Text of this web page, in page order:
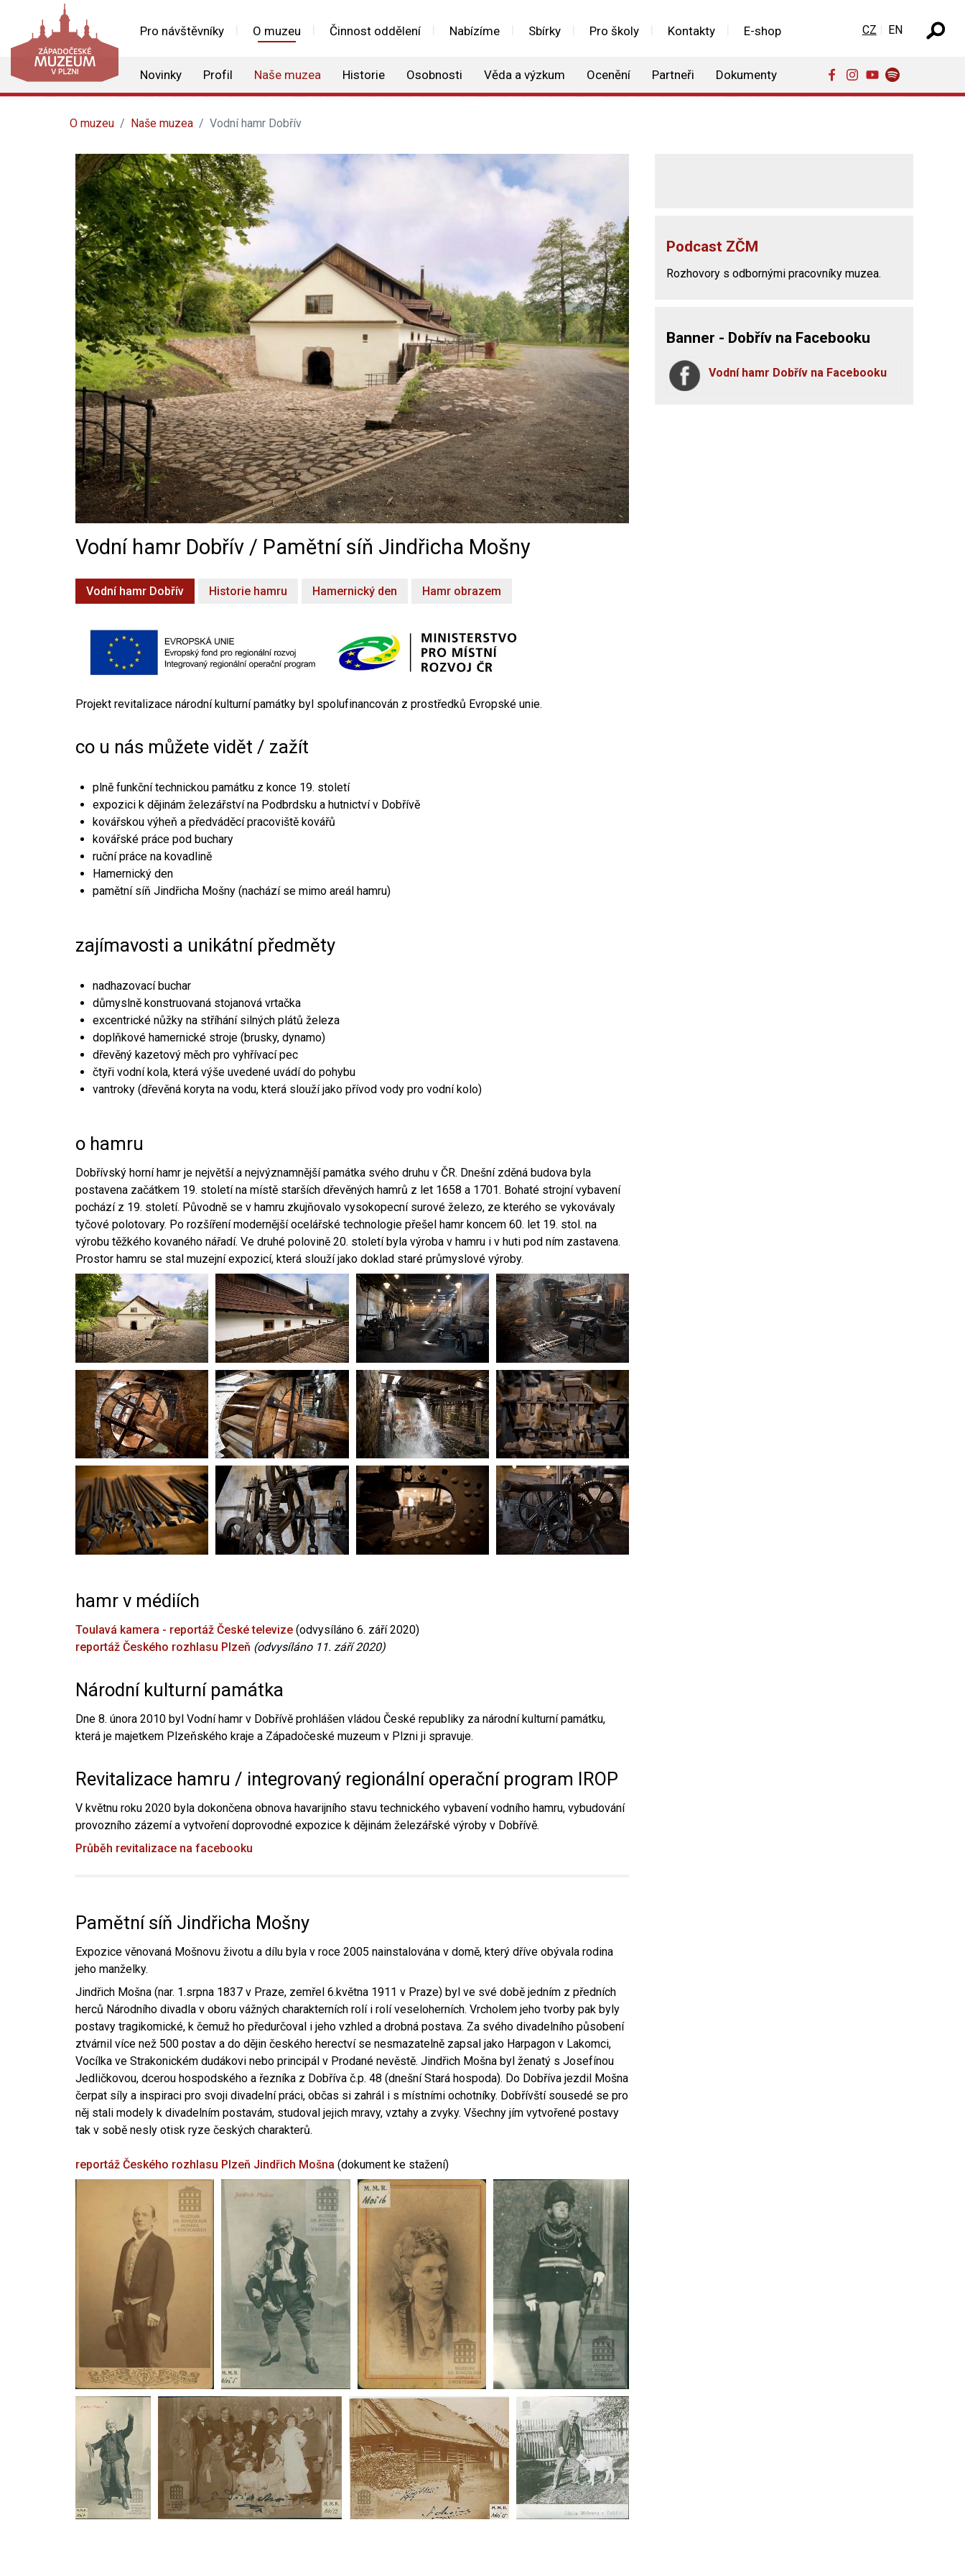
Pro návštěvníky O muzeu Činnost oddělení Nabízíme Sbírky Pro školy Kontakty E-shop
Novinky Profil Naše muzea Historie Osobnosti Věda a výzkum Ocenění Partneři Dokumenty
Zvolte jazyk
CZ EN
O muzeu Naše muzea Vodní hamr Dobřív
Vodní hamr Dobřív / Pamětní síň Jindřicha Mošny
Vodní hamr Dobřív Historie hamru Hamernický den Hamr obrazem
Projekt revitalizace národní kulturní památky byl spolufinancován z prostředků Evropské unie.
co u nás můžete vidět / zažít
plně funkční technickou památku z konce 19. století
expozici k dějinám železářství na Podbrdsku a hutnictví v Dobřívě
kovářskou výheň a předváděcí pracoviště kovářů
kovářské práce pod buchary
ruční práce na kovadlině
Hamernický den
pamětní síň Jindřicha Mošny (nachází se mimo areál hamru)
zajímavosti a unikátní předměty
nadhazovací buchar
důmyslně konstruovaná stojanová vrtačka
excentrické nůžky na stříhání silných plátů železa
doplňkové hamernické stroje (brusky, dynamo)
dřevěný kazetový měch pro vyhřívací pec
čtyři vodní kola, která výše uvedené uvádí do pohybu
vantroky (dřevěná koryta na vodu, která slouží jako přívod vody pro vodní kolo)
o hamru
Dobřívský horní hamr je největší a nejvýznamnější památka svého druhu v ČR. Dnešní zděná budova byla
postavena začátkem 19. století na místě starších dřevěných hamrů z let 1658 a 1701. Bohaté strojní vybavení
pochází z 19. století. Původně se v hamru zkujňovalo vysokopecní surové železo, ze kterého se vykovávaly
tyčové polotovary. Po rozšíření modernější ocelářské technologie přešel hamr koncem 60. let 19. stol. na
výrobu těžkého kovaného nářadí. Ve druhé polovině 20. století byla výroba v hamru i v huti pod ním zastavena.
Prostor hamru se stal muzejní expozicí, která slouží jako doklad staré průmyslové výroby.
hamr v médiích
Toulavá kamera - reportáž České televize (odvysíláno 6. září 2020)
reportáž Českého rozhlasu Plzeň (odvysíláno 11. září 2020)
Národní kulturní památka
Dne 8. února 2010 byl Vodní hamr v Dobřívě prohlášen vládou České republiky za národní kulturní památku,
která je majetkem Plzeňského kraje a Západočeské muzeum v Plzni ji spravuje.
Revitalizace hamru / integrovaný regionální operační program IROP
V květnu roku 2020 byla dokončena obnova havarijního stavu technického vybavení vodního hamru, vybudování
provozního zázemí a vytvoření doprovodné expozice k dějinám železářské výroby v Dobřívě.
Průběh revitalizace na facebooku
Pamětní síň Jindřicha Mošny
Expozice věnovaná Mošnovu životu a dílu byla v roce 2005 nainstalována v domě, který dříve obývala rodina
jeho manželky.
Jindřich Mošna (nar. 1.srpna 1837 v Praze, zemřel 6.května 1911 v Praze) byl ve své době jedním z předních
herců Národního divadla v oboru vážných charakterních rolí i rolí veseloherních. Vrcholem jeho tvorby pak byly
postavy tragikomické, k čemuž ho předurčoval i jeho vzhled a drobná postava. Za svého divadelního působení
ztvárnil více než 500 postav a do dějin českého herectví se nesmazatelně zapsal jako Harpagon v Lakomci,
Vocílka ve Strakonickém dudákovi nebo principál v Prodané nevěstě. Jindřich Mošna byl ženatý s Josefínou
Jedličkovou, dcerou hospodského a řezníka z Dobříva č.p. 48 (dnešní Stará hospoda). Do Dobříva jezdil Mošna
čerpat síly a inspiraci pro svoji divadelní práci, občas si zahrál i s místními ochotníky. Dobřívští sousedé se pro
něj stali modely k divadelním postavám, studoval jejich mravy, vztahy a zvyky. Všechny jím vytvořené postavy
tak v sobě nesly otisk ryze českých charakterů.
reportáž Českého rozhlasu Plzeň Jindřich Mošna (dokument ke stažení)
Podcast ZČM
Rozhovory s odbornými pracovníky muzea.
Banner - Dobřív na Facebooku
Vodní hamr Dobřív na Facebooku